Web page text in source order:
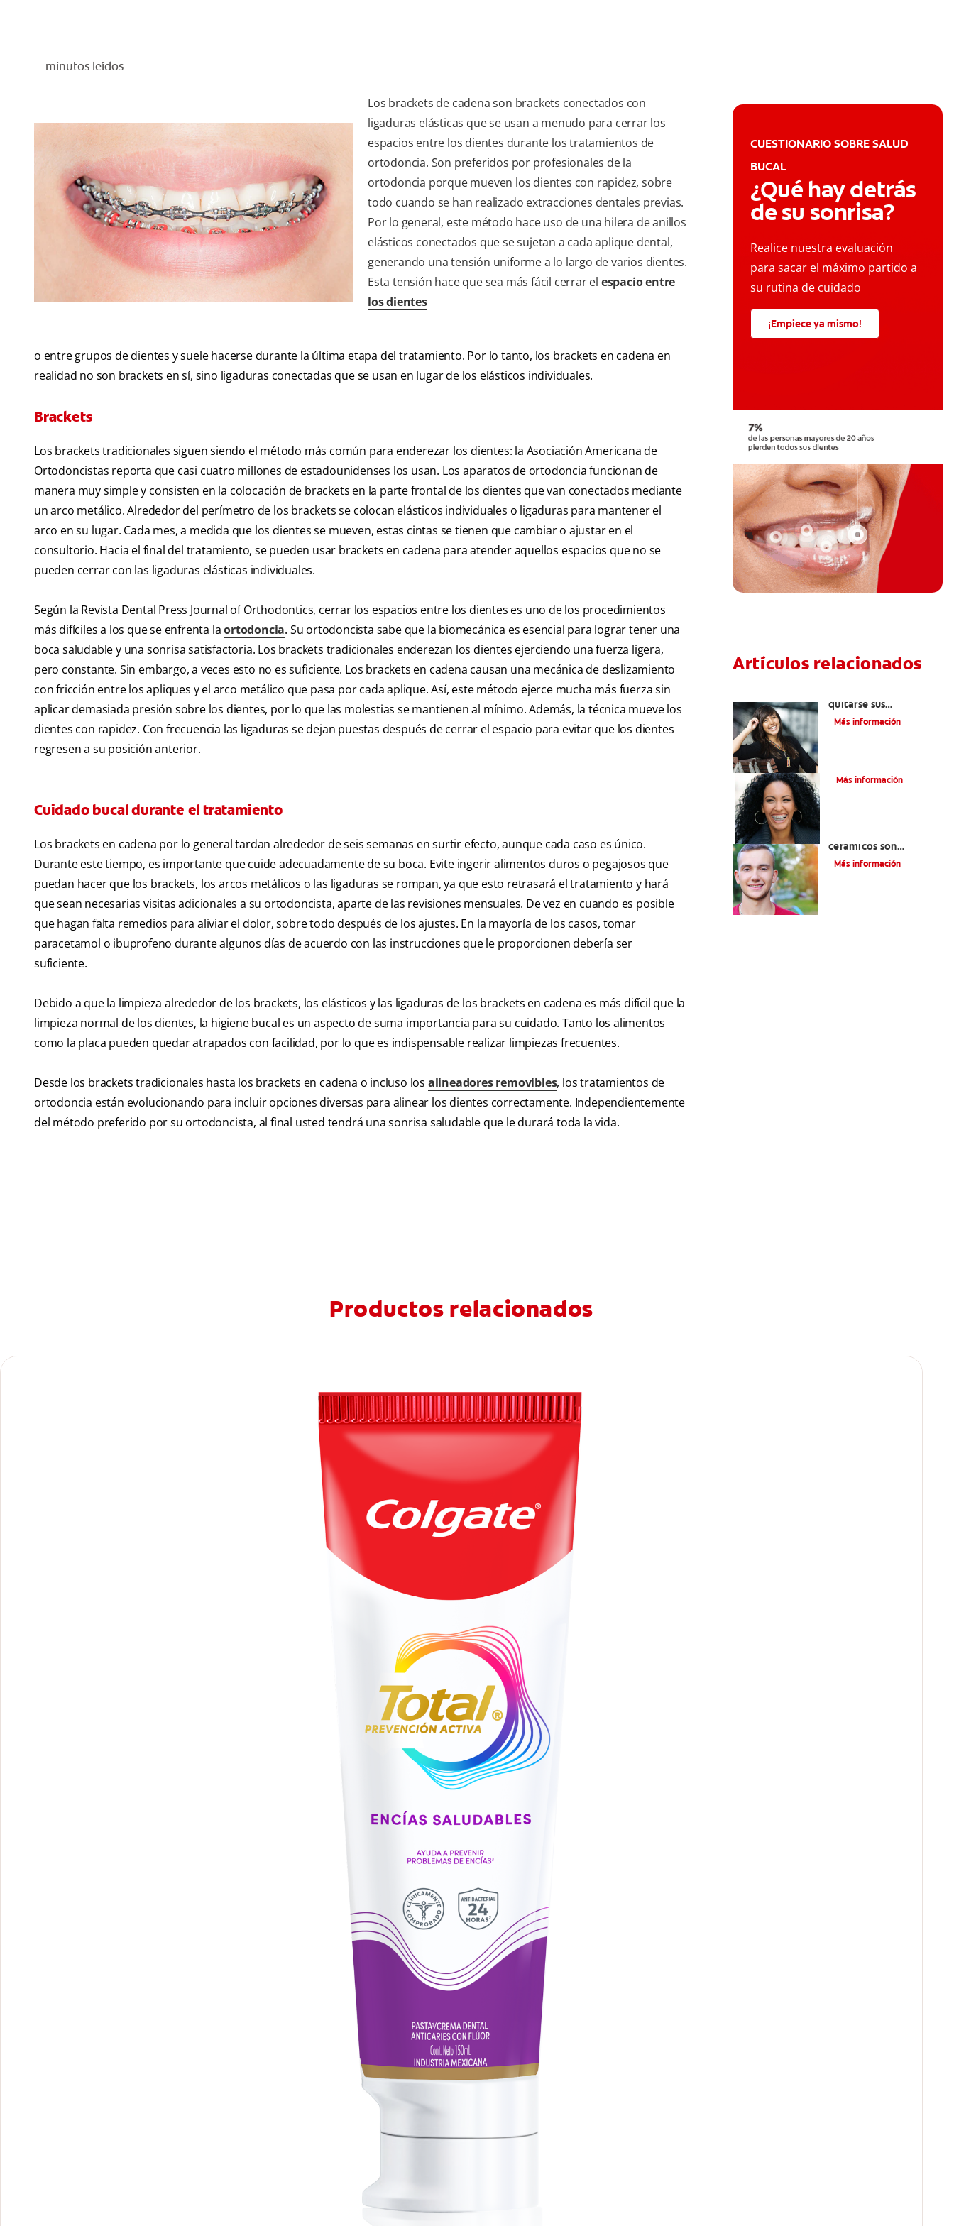
minutos leídos
Los brackets de cadena son brackets conectados con
ligaduras elásticas que se usan a menudo para cerrar los
espacios entre los dientes durante los tratamientos de
ortodoncia. Son preferidos por profesionales de la
ortodoncia porque mueven los dientes con rapidez, sobre
todo cuando se han realizado extracciones dentales previas.
Por lo general, este método hace uso de una hilera de anillos
elásticos conectados que se sujetan a cada aplique dental,
generando una tensión uniforme a lo largo de varios dientes.
Esta tensión hace que sea más fácil cerrar el espacio entre
los dientes
o entre grupos de dientes y suele hacerse durante la última etapa del tratamiento. Por lo tanto, los brackets en cadena en
realidad no son brackets en sí, sino ligaduras conectadas que se usan en lugar de los elásticos individuales.
Brackets
Los brackets tradicionales siguen siendo el método más común para enderezar los dientes: la Asociación Americana de
Ortodoncistas reporta que casi cuatro millones de estadounidenses los usan. Los aparatos de ortodoncia funcionan de
manera muy simple y consisten en la colocación de brackets en la parte frontal de los dientes que van conectados mediante
un arco metálico. Alrededor del perímetro de los brackets se colocan elásticos individuales o ligaduras para mantener el
arco en su lugar. Cada mes, a medida que los dientes se mueven, estas cintas se tienen que cambiar o ajustar en el
consultorio. Hacia el final del tratamiento, se pueden usar brackets en cadena para atender aquellos espacios que no se
pueden cerrar con las ligaduras elásticas individuales.
Según la Revista Dental Press Journal of Orthodontics, cerrar los espacios entre los dientes es uno de los procedimientos
más difíciles a los que se enfrenta laortodoncia. Su ortodoncista sabe que la biomecánica es esencial para lograr tener una
boca saludable y una sonrisa satisfactoria. Los brackets tradicionales enderezan los dientes ejerciendo una fuerza ligera,
pero constante. Sin embargo, a veces esto no es suficiente. Los brackets en cadena causan una mecánica de deslizamiento
con fricción entre los apliques y el arco metálico que pasa por cada aplique. Así, este método ejerce mucha más fuerza sin
aplicar demasiada presión sobre los dientes, por lo que las molestias se mantienen al mínimo. Además, la técnica mueve los
dientes con rapidez. Con frecuencia las ligaduras se dejan puestas después de cerrar el espacio para evitar que los dientes
regresen a su posición anterior.
Cuidado bucal durante el tratamiento
Los brackets en cadena por lo general tardan alrededor de seis semanas en surtir efecto, aunque cada caso es único.
Durante este tiempo, es importante que cuide adecuadamente de su boca. Evite ingerir alimentos duros o pegajosos que
puedan hacer que los brackets, los arcos metálicos o las ligaduras se rompan, ya que esto retrasará el tratamiento y hará
que sean necesarias visitas adicionales a su ortodoncista, aparte de las revisiones mensuales. De vez en cuando es posible
que hagan falta remedios para aliviar el dolor, sobre todo después de los ajustes. En la mayoría de los casos, tomar
paracetamol o ibuprofeno durante algunos días de acuerdo con las instrucciones que le proporcionen debería ser
suficiente.
Debido a que la limpieza alrededor de los brackets, los elásticos y las ligaduras de los brackets en cadena es más difícil que la
limpieza normal de los dientes, la higiene bucal es un aspecto de suma importancia para su cuidado. Tanto los alimentos
como la placa pueden quedar atrapados con facilidad, por lo que es indispensable realizar limpiezas frecuentes.
Desde los brackets tradicionales hasta los brackets en cadena o incluso los alineadores removibles, los tratamientos de
ortodoncia están evolucionando para incluir opciones diversas para alinear los dientes correctamente. Independientemente
del método preferido por su ortodoncista, al final usted tendrá una sonrisa saludable que le durará toda la vida.
CUESTIONARIO SOBRE SALUD
BUCAL
¿Qué hay detrás
de su sonrisa?
Realice nuestra evaluación
para sacar el máximo partido a
su rutina de cuidado
¡Empiece ya mismo!
Artículos relacionados
quitarse sus
retenedores fijos
Más información
Más información
cerámicos son
adecuados para usted?
Más información
Productos relacionados